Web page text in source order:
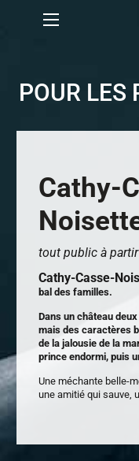
POUR LES
Cathy-
tout public à
Cathy-Casse-
bal des familles.
Dans un château
mais des caractères
de la jalousie de la
prince endormi, puis
Une méchante belle-
une amitié qui sauve,